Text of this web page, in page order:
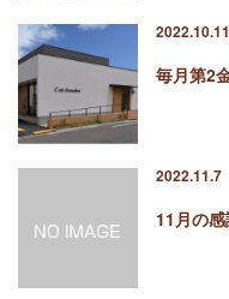
2022.10.11
毎月第2
2022.11.7
11月の